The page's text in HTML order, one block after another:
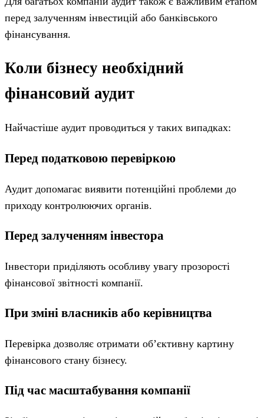
перед залученням інвестицій або банківського
фінансування.
Коли бізнесу необхідний
фінансовий аудит
Найчастіше аудит проводиться у таких випадках:
Перед податковою перевіркою
Аудит допомагає виявити потенційні проблеми до
приходу контролюючих органів.
Перед залученням інвестора
Інвестори приділяють особливу увагу прозорості
фінансової звітності компанії.
При зміні власників або керівництва
Перевірка дозволяє отримати об’єктивну картину
фінансового стану бізнесу.
Під час масштабування компанії